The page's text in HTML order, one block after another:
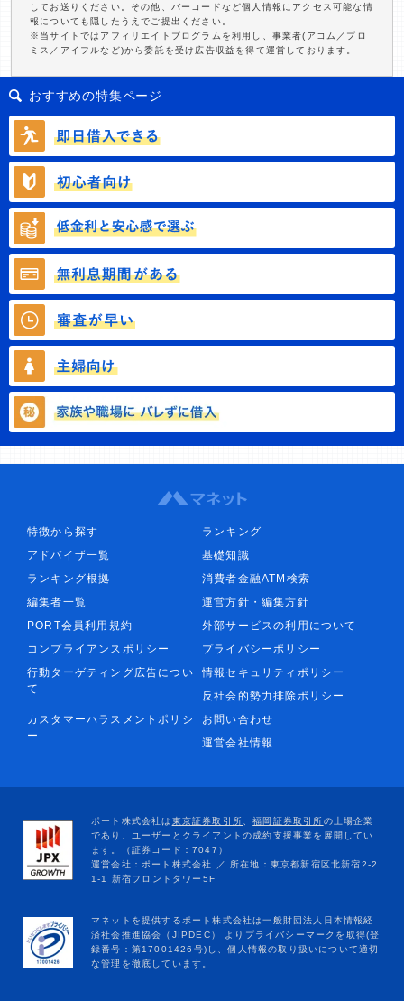
してお送りください。その他、バーコードなど個人情報にアクセス可能な情
報についても隠したうえでご提出ください。
※当サイトではアフィリエイトプログラムを利用し、事業者(アコム／プロ
ミス／アイフルなど)から委託を受け広告収益を得て運営しております。
おすすめの特集ページ
特徴から探す
ランキング
アドバイザ一覧
基礎知識
ランキング根拠
消費者金融ATM検索
編集者一覧
運営方針・編集方針
PORT会員利用規約
外部サービスの利用について
コンプライアンスポリシー
プライバシーポリシー
行動ターゲティング広告につい
て
情報セキュリティポリシー
反社会的勢力排除ポリシー
カスタマーハラスメントポリシ
ー
お問い合わせ
運営会社情報